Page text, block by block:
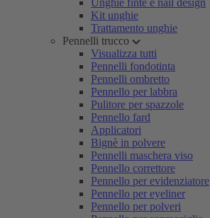
Unghie finte e nail design
Kit unghie
Trattamento unghie
Pennelli trucco
Visualizza tutti
Pennelli fondotinta
Pennelli ombretto
Pennello per labbra
Pulitore per spazzole
Pennello fard
Applicatori
Bignè in polvere
Pennelli maschera viso
Pennello correttore
Pennello per evidenziatore
Pennello per eyeliner
Pennello per polveri